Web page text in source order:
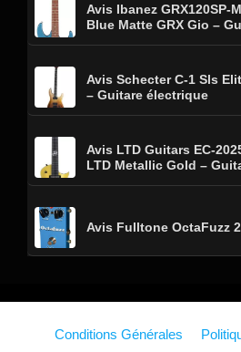
Avis Ibanez GRX120SP-
Blue Matte GRX Gio –
Avis Schecter C-1 Sls
– Guitare électrique
Avis LTD Guitars EC-
LTD Metallic Gold –
Avis Fulltone OctaFuzz
Conditions Générales